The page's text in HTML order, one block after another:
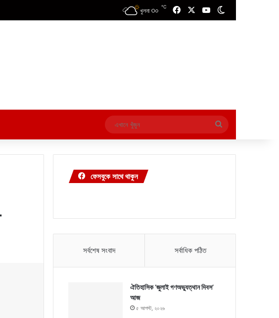
খুলনা ৩০ ℃ FacebookYouTube
এখানে
খুঁজুন
ফেসবুকে সাথে থাকুন
সর্বশেষ সংবাদ সর্বাধিক পঠিত
ঐতিহাসিক ‘জুলাই গণঅভ্যুত্থান দিবস’
আজ
৫ আগস্ট, ২০২৬